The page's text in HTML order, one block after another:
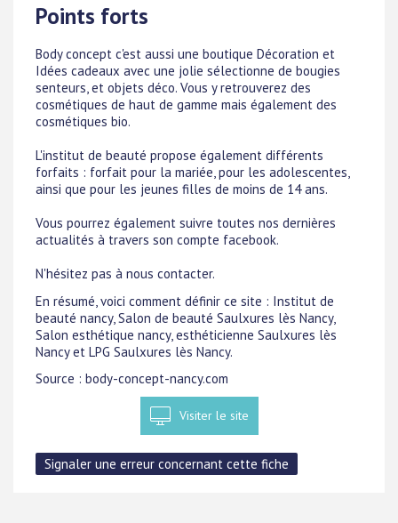
Points forts
Body concept c'est aussi une boutique Décoration et
Idées cadeaux avec une jolie sélectionne de bougies
senteurs, et objets déco. Vous y retrouverez des
cosmétiques de haut de gamme mais également des
cosmétiques bio.
L'institut de beauté propose également différents
forfaits : forfait pour la mariée, pour les adolescentes,
ainsi que pour les jeunes filles de moins de 14 ans.
Vous pourrez également suivre toutes nos dernières
actualités à travers son compte facebook.
N'hésitez pas à nous contacter.
En résumé, voici comment définir ce site : Institut de
beauté nancy, Salon de beauté Saulxures lès Nancy,
Salon esthétique nancy, esthéticienne Saulxures lès
Nancy et LPG Saulxures lès Nancy.
Source : body-concept-nancy.com
Visiter le site